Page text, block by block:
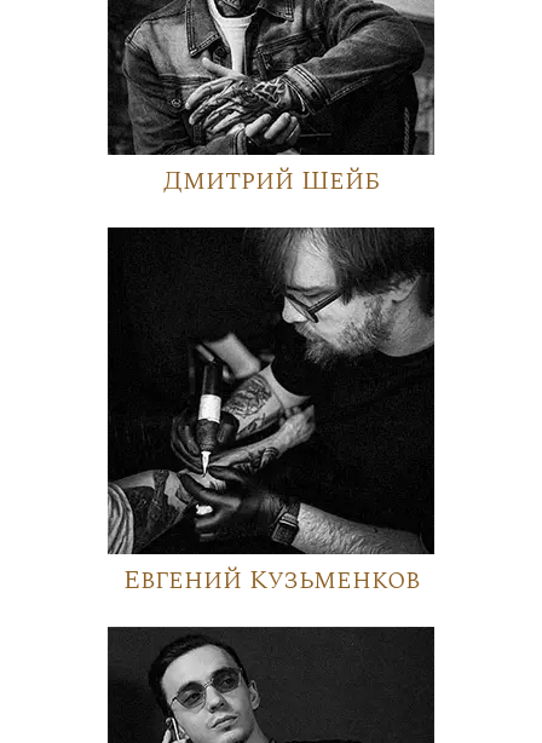
Дмитрий Шейб
Евгений Кузьменков